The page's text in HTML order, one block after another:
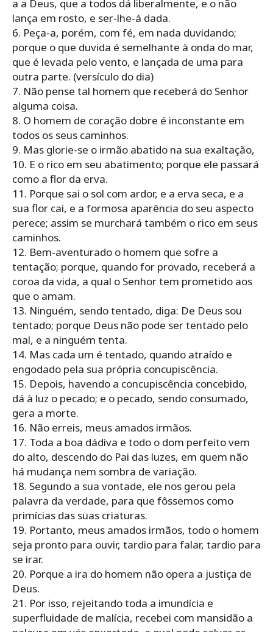
a a Deus, que a todos dá liberalmente, e o não
lança em rosto, e ser-lhe-á dada.
6. Peça-a, porém, com fé, em nada duvidando;
porque o que duvida é semelhante à onda do mar,
que é levada pelo vento, e lançada de uma para
outra parte. (versículo do dia)
7. Não pense tal homem que receberá do Senhor
alguma coisa.
8. O homem de coração dobre é inconstante em
todos os seus caminhos.
9. Mas glorie-se o irmão abatido na sua exaltação,
10. E o rico em seu abatimento; porque ele passará
como a flor da erva.
11. Porque sai o sol com ardor, e a erva seca, e a
sua flor cai, e a formosa aparência do seu aspecto
perece; assim se murchará também o rico em seus
caminhos.
12. Bem-aventurado o homem que sofre a
tentação; porque, quando for provado, receberá a
coroa da vida, a qual o Senhor tem prometido aos
que o amam.
13. Ninguém, sendo tentado, diga: De Deus sou
tentado; porque Deus não pode ser tentado pelo
mal, e a ninguém tenta.
14. Mas cada um é tentado, quando atraído e
engodado pela sua própria concupiscência.
15. Depois, havendo a concupiscência concebido,
dá à luz o pecado; e o pecado, sendo consumado,
gera a morte.
16. Não erreis, meus amados irmãos.
17. Toda a boa dádiva e todo o dom perfeito vem
do alto, descendo do Pai das luzes, em quem não
há mudança nem sombra de variação.
18. Segundo a sua vontade, ele nos gerou pela
palavra da verdade, para que fôssemos como
primícias das suas criaturas.
19. Portanto, meus amados irmãos, todo o homem
seja pronto para ouvir, tardio para falar, tardio para
se irar.
20. Porque a ira do homem não opera a justiça de
Deus.
21. Por isso, rejeitando toda a imundícia e
superfluidade de malícia, recebei com mansidão a